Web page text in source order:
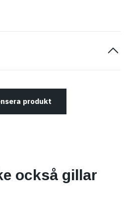
produkt
också gillar